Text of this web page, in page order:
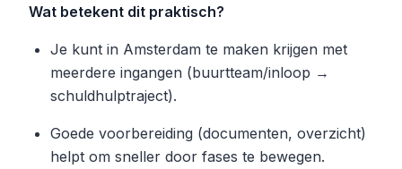
Wat betekent dit praktisch?
Je kunt in Amsterdam te maken krijgen met
meerdere ingangen (buurtteam/inloop →
schuldhulptraject).
Goede voorbereiding (documenten, overzicht)
helpt om sneller door fases te bewegen.